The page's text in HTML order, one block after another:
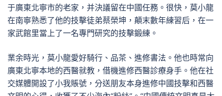
于廣東北寧市的老家，并決議留在中國任務。很快，莫小龍
在南寧熟悉了他的技擊徒弟蔡榮坤，顛末數年練習后，在一
家武館里當上了一名專門研究的技擊鍛練。
業余時光，莫小龍愛好騎行、品茶、進修書法。他也時常向
廣東北寧本地的西醫就教，借機進修西醫診療身手。他在社
交媒體開設了小我賬號，分送朋友本身進修中國技擊和西醫